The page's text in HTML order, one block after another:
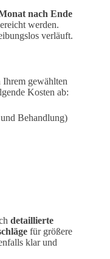
nach Ende
werden.
verläuft.
Ihrem gewählten
Kosten ab:
Behandlung)
detaillierte
für größere
klar und